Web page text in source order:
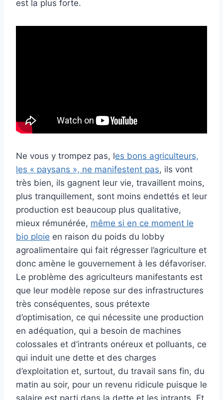
est la plus forte.
Ne vous y trompez pas, les bons agriculteurs,
les « paysans », ne manifestent pas, ils vont
très bien, ils gagnent leur vie, travaillent moins,
plus tranquillement, sont moins endettés et leur
production est beaucoup plus qualitative,
mieux rémunérée, même si en ce moment le
bio ploie en raison du poids du lobby
agroalimentaire qui fait régresser l’agriculture et
donc amène le gouvernement à les défavoriser.
Le problème des agriculteurs manifestants est
que leur modèle repose sur des infrastructures
très conséquentes, sous prétexte
d’optimisation, ce qui nécessite une production
en adéquation, qui a besoin de machines
colossales et d’intrants onéreux et polluants, ce
qui induit une dette et des charges
d’exploitation et, surtout, du travail sans fin, du
matin au soir, pour un revenu ridicule puisque le
salaire est parti dans la dette et les intrants. Et